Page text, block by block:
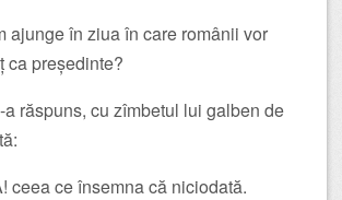
ajunge în ziua în care românii vor
ca președinte?
răspuns, cu zîmbetul lui galben de
ceea ce însemna că niciodată.